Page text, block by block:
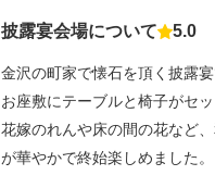
披露宴会場について 点数
5.0
金沢の町家で懐石を頂く披露宴
お座敷にテーブルと椅子がセ
花嫁のれんや床の間の花など
が華やかで終始楽しめました。